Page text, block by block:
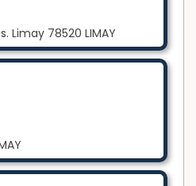
Limay 78520 LIMAY